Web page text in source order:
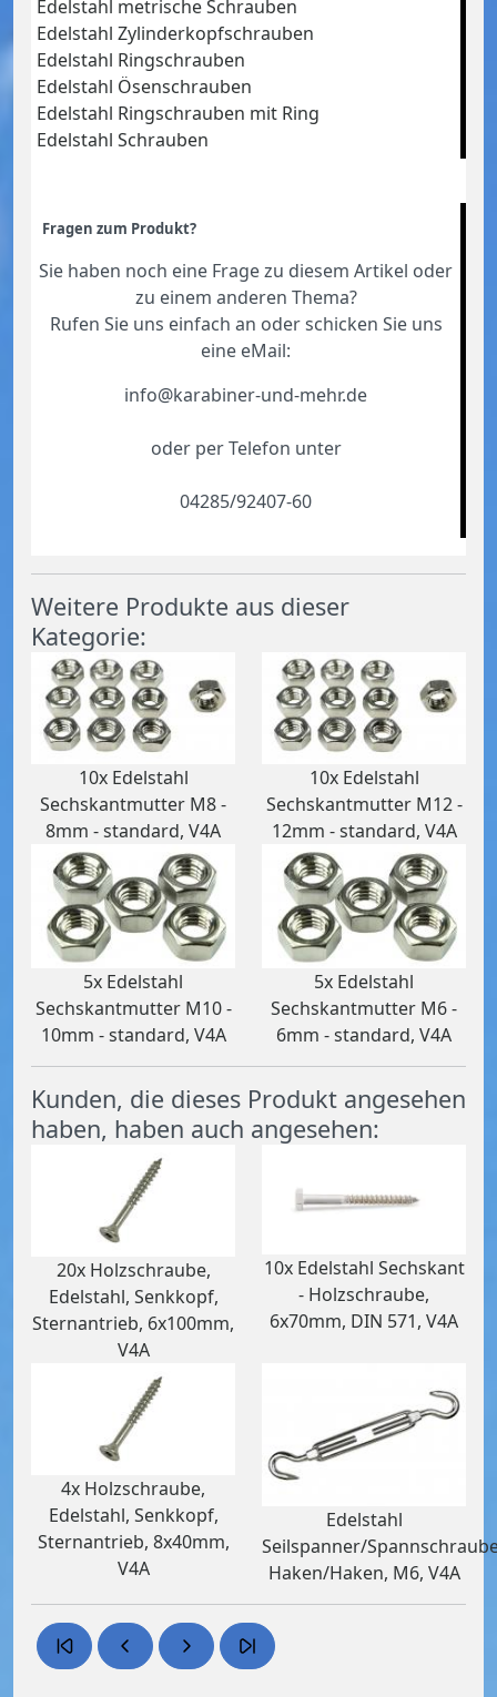
Edelstahl metrische Schrauben
Edelstahl Zylinderkopfschrauben
Edelstahl Ringschrauben
Edelstahl Ösenschrauben
Edelstahl Ringschrauben mit Ring
Edelstahl Schrauben
Fragen zum Produkt?
Sie haben noch eine Frage zu diesem Artikel oder
zu einem anderen Thema?
Rufen Sie uns einfach an oder schicken Sie uns
eine eMail:
info@karabiner-und-mehr.de
oder per Telefon unter
04285/92407-60
Weitere Produkte aus dieser
Kategorie:
10x Edelstahl
Sechskantmutter M8 -
8mm - standard, V4A
10x Edelstahl
Sechskantmutter M12 -
12mm - standard, V4A
5x Edelstahl
Sechskantmutter M10 -
10mm - standard, V4A
5x Edelstahl
Sechskantmutter M6 -
6mm - standard, V4A
Kunden, die dieses Produkt angesehen
haben, haben auch angesehen:
20x Holzschraube,
Edelstahl, Senkkopf,
Sternantrieb, 6x100mm,
V4A
10x Edelstahl Sechskant
- Holzschraube,
6x70mm, DIN 571, V4A
4x Holzschraube,
Edelstahl, Senkkopf,
Sternantrieb, 8x40mm,
V4A
Edelstahl
Seilspanner/
Haken/Haken, M6, V4A